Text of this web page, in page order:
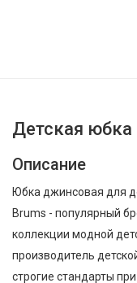
Детская юбка
Описание
Юбка джинсовая для
Brums - популярный
коллекции модной
производитель
строгие стандарты